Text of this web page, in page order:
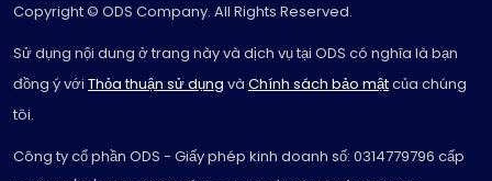
Copyright © ODS Company. All Rights Reserved.
Sử dụng nội dung ở trang này và dịch vụ tại ODS có nghĩa là bạn
đồng ý với Thỏa thuận sử dụng và Chính sách bảo mậtcủa chúng
tôi.
Công ty cổ phần ODS - Giấy phép kinh doanh số: 0314779796 cấp